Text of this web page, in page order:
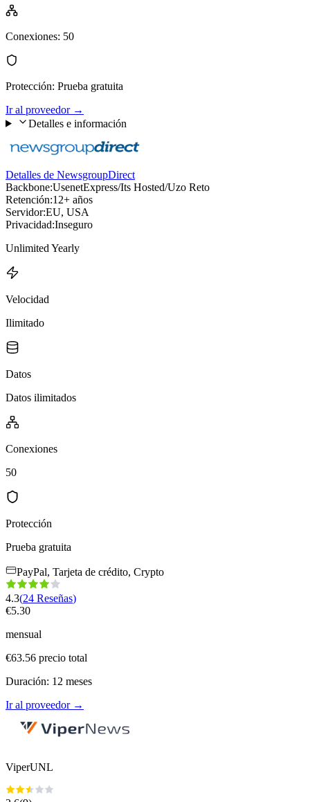
Conexiones: 50
Protección: Prueba gratuita
Ir al proveedor→
Detalles e información
Detalles de NewsgroupDirect
Backbone:UsenetExpress/Its Hosted/Uzo Reto
Retención:12+ años
Servidor:EU, USA
Privacidad:Inseguro
Unlimited Yearly
Velocidad
Ilimitado
Datos
Datos ilimitados
Conexiones
50
Protección
Prueba gratuita
PayPal, Tarjeta de crédito, Crypto
4.3(24 Reseñas)
€5.30
mensual
€63.56 precio total
Duración: 12 meses
Ir al proveedor→
ViperUNL